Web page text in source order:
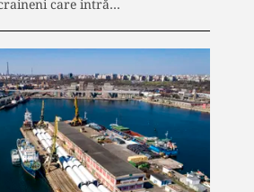
care intră…